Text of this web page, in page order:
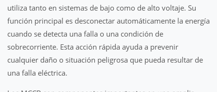
utiliza tanto en sistemas de bajo como de alto voltaje. Su
función principal es desconectar automáticamente la energía
cuando se detecta una falla o una condición de
sobrecorriente. Esta acción rápida ayuda a prevenir
cualquier daño o situación peligrosa que pueda resultar de
una falla eléctrica.